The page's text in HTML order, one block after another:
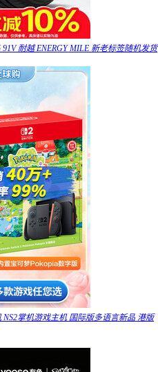
耐越 ENERGY MILE 新老标签随机发货
NS2掌机游戏主机 国际版多语言新品 港版